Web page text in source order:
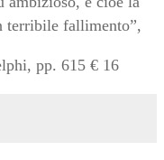
terribile fallimento”,
pp. 615 € 16